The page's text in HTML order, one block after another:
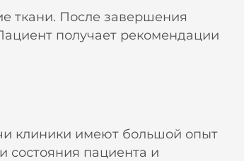
ткани. После завершения
получает рекомендации
клиники имеют большой опыт
состояния пациента и